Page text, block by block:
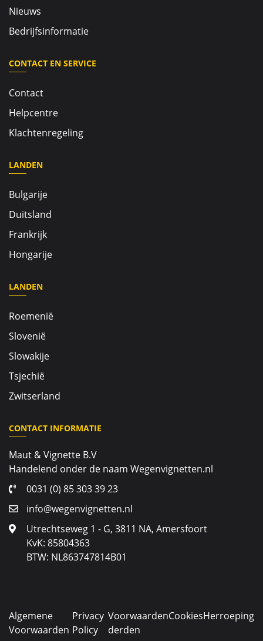
Nieuws
Bedrijfsinformatie
CONTACT EN SERVICE
Contact
Helpcentre
Klachtenregeling
LANDEN
Bulgarije
Duitsland
Frankrijk
Hongarije
LANDEN
Roemenië
Slovenië
Slowakije
Tsjechië
Zwitserland
CONTACT INFORMATIE
Maut & Vignette B.V
Handelend onder de naam Wegenvignetten.nl
0031 (0) 85 303 39 23
info@wegenvignetten.nl
Utrechtseweg 1 - G, 3811 NA, Amersfoort
KvK: 85804363
BTW: NL863747814B01
Algemene
Voorwaarden
Privacy
Policy
Voorwaarden
derden
CookiesHerroeping